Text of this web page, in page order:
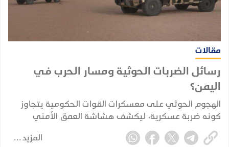
مقالات
رسائل الضربات الحوثية ومسار الحرب في
اليمن؟
الهجوم الحوثي على معسكرات القوات الحكومية يتجاوز
كونه ضربة عسكرية، ليكشف هشاشة العمق الأمني
والاستخباري ويضع الحكومة أمام اختبار حقيقي لحماية
الممرات الحيوية واستعادة زمام المبادرة.
المزيد